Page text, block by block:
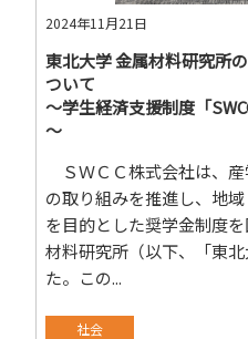
2024年11月21日
東北大学 金属材料研究所
ついて
～学生経済支援制度「
～
ＳＷＣＣ株式会社は、
の取り組みを推進し、地
を目的とした奨学金制度
材料研究所（以下、「東
た。この...
社会